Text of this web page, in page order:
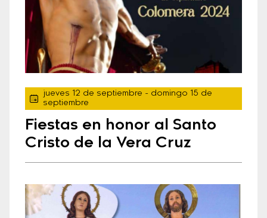
jueves 12 de septiembre - domingo 15 de
septiembre
Fiestas en honor al Santo
Cristo de la Vera Cruz